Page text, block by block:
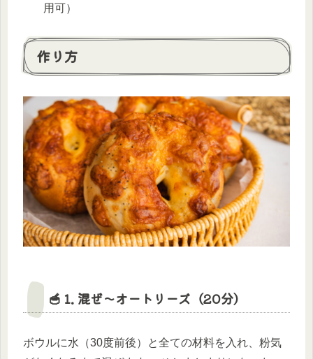
用可）
作り方
🥣 1. 混ぜ〜オートリーズ（20分）
ボウルに水（30度前後）と全ての材料を入れ、粉気